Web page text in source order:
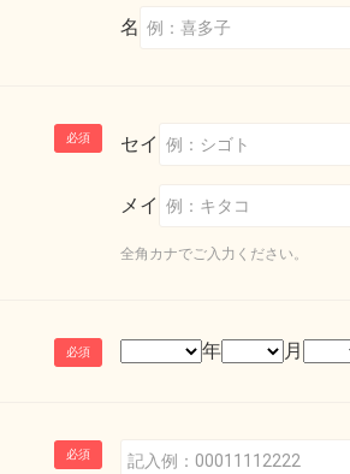
名
セイ
メイ
全角カナでご入力ください。
年 月